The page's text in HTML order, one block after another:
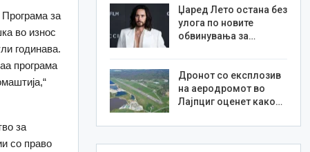
Програма за
во износ
годинава.
програма
за
со право
Џаред Лето остана без
улога по новите
обвинувања за…
Дронот со експлозив
на аеродромот во
Лајпциг оценет како…